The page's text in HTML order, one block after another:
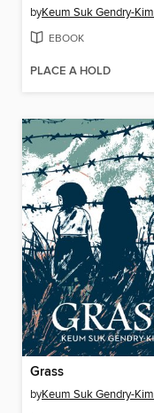
byKeum Suk Gendry-Kim
EBOOK
PLACE A HOLD
Grass
byKeum Suk Gendry-Kim